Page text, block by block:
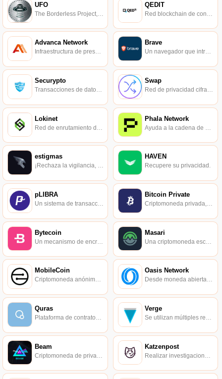
UFO QEDIT
Advanca Network
Infraestructura de preservación de la privacidad de Dapps.
Brave
Un navegador que introduce un sistema de fichas de cadena de bloques e incentivos económicos.
Securypto
Transacciones de datos encriptados en la cadena de bloques.
Swap
Red de privacidad cifrada estable, sin tarifa de gestión, sin minería previa.
Lokinet Phala Network
estigmas
¡Rechaza la vigilancia, abraza la libertad!
HAVEN
Recupere su privacidad.
pLIBRA
Un sistema de transacciones de Libra que preserva la privacidad.
Bitcoin Private
Criptomoneda privada, rápida y de código abierto dirigida por la comunidad.
Bytecoin
Un mecanismo de encriptación anónimo de última generación para minería igual a CPU y GPU.
Masari
MobileCoin
Criptomoneda anónima para teléfonos móviles.
Oasis Network
Desde moneda abierta, finanzas abiertas, hasta datos abiertos.
Quras
Plataforma de contratos encriptados.
Verge
Se utilizan múltiples redes de centros anónimos para lograr la protección de la privacidad y transacciones ultrarrápidas.
Beam Katzenpost